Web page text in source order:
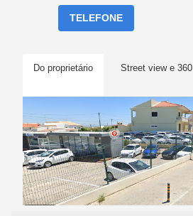
TELEFONE
Do proprietário Street view e 360